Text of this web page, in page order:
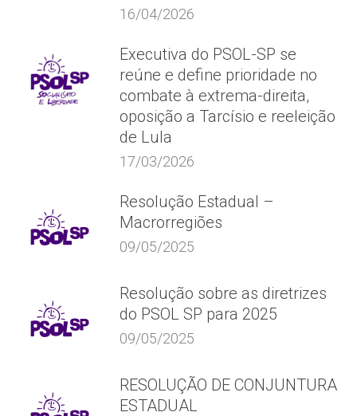
16/04/2026
Executiva do PSOL-SP se
reúne e define prioridade no
combate à extrema-direita,
oposição a Tarcísio e reeleição
de Lula
17/03/2026
Resolução Estadual –
Macrorregiões
09/05/2025
Resolução sobre as diretrizes
do PSOL SP para 2025
09/05/2025
RESOLUÇÃO DE CONJUNTURA
ESTADUAL